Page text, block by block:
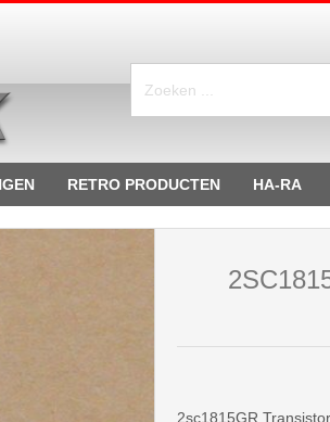
RETRO PRODUCTEN HA-RA
2sc1815GR